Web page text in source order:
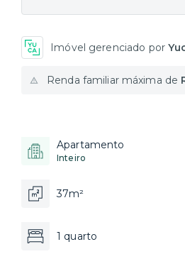
Imóvel gerenciado por
Renda familiar máxima de
Apartamento
Inteiro
37m²
1 quarto